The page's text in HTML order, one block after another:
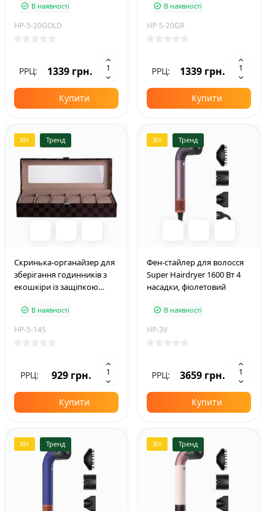
В наявності
HP-5-20GOLD
РРЦ: 1339 грн.
Купити
В наявності
HP-5-20GR
РРЦ: 1339 грн.
Купити
Хіт Тренд
Скринька-органайзер для
зберігання годинників з
екошкіри із защіпкою
В наявності
HP-5-14S
РРЦ: 929 грн.
Купити
Хіт Тренд
Фен-стайлер для волосся
Super Hairdryer 1600 Вт 4
насадки, фіолетовий
В наявності
HP-3V
РРЦ: 3659 грн.
Купити
Хіт Тренд Хіт Тренд